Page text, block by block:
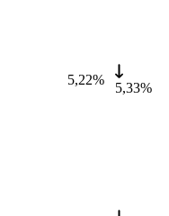
5,22%
5,33%